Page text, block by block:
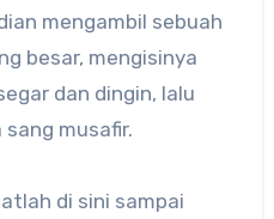
mengambil sebuah
besar, mengisinya
dan dingin, lalu
musafir.
di sini sampai